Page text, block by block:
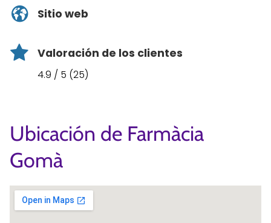
Sitio web
Valoración de los clientes
4.9 / 5 (25)
Ubicación de Farmàcia
Gomà